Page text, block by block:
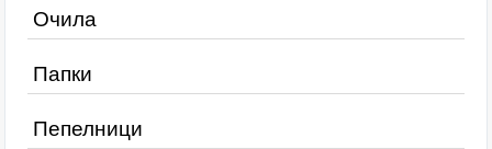
Очила
Папки
Пепелници